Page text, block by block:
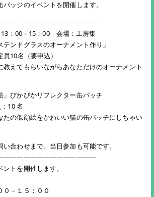
ッジのイベントを開催します。
13：00－15：00 会場：工房集
ンドグラスのオーナメント作り」
10名（要申込）
教えてもらいながらあなただけのオーナメント
ぴかぴかリフレクター缶バッチ
10 名
たの似顔絵をかわいい猫の缶バッチにしちゃい
合わせまで。当日参加も可能です。
トを開催します。
－１５：００